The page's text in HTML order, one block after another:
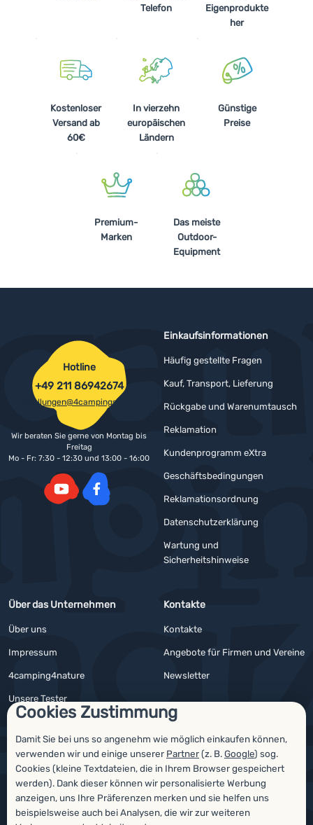
Cookies Zustimmung
Damit Sie bei uns so angenehm wie möglich einkaufen können,
verwenden wir und einige unserer Partner(z. B.Google) sog.
Cookies (kleine Textdateien, die in Ihrem Browser gespeichert
werden). Dank dieser können wir personalisierte Werbung
anzeigen, uns Ihre Präferenzen merken und sie helfen uns
beispielsweise auch bei Analysen, die wir zur weiteren
Telefon
Eigenprodukte
her
Kostenloser
Versand ab
60€
In vierzehn
europäischen
Ländern
Günstige
Preise
Premium-
Marken
Das meiste
Outdoor-
Equipment
Einkaufsinformationen
Häufig gestellte Fragen
Kauf, Transport, Lieferung
Rückgabe und Warenumtausch
Reklamation
Kundenprogramm eXtra
Geschäftsbedingungen
Reklamationsordnung
Datenschutzerklärung
Wartung und
Sicherheitshinweise
Über das Unternehmen
Über uns
Impressum
4camping4nature
Unsere Tester
Kontakte
Kontakte
Angebote für Firmen und Vereine
Newsletter
Hotline
+49 211 86942674
bestellungen@4campingshop.de
Wir beraten Sie gerne von Montag bis
Freitag
Mo - Fr: 7:30 - 12:30 und 13:00 - 16:00
Auszeichnungen